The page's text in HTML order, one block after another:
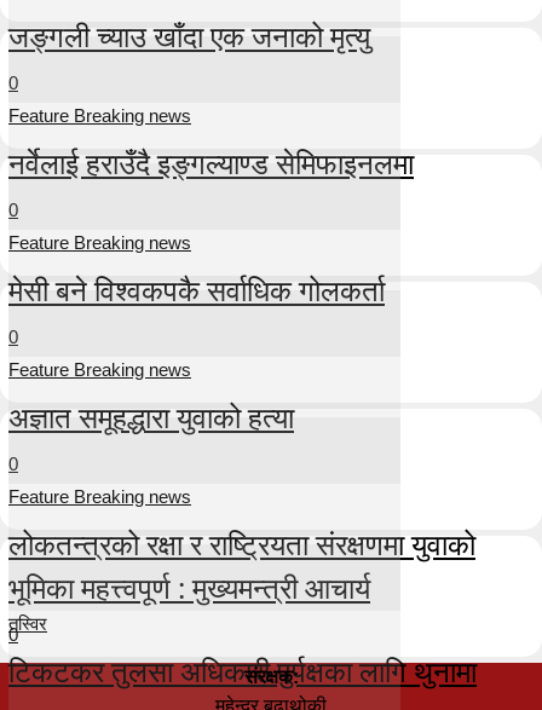
जङ्गली च्याउ खाँदा एक जनाको मृत्यु
0
Feature Breaking news
नर्वेलाई हराउँदै इङ्गल्याण्ड सेमिफाइनलमा
0
Feature Breaking news
मेसी बने विश्वकपकै सर्वाधिक गोलकर्ता
0
Feature Breaking news
अज्ञात समूहद्धारा युवाको हत्या
0
Feature Breaking news
लोकतन्त्रको रक्षा र राष्ट्रियता संरक्षणमा युवाको
भूमिका महत्त्वपूर्ण : मुख्यमन्त्री आचार्य
0
तस्विर
टिकटकर तुलसा अधिकारी पुर्पक्षका लागि थुनामा
संरक्षक:
महेन्द्र बुढाथोकी